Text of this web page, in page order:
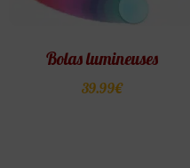
Bolas lumineuses
39.99€